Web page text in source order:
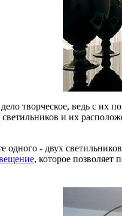
творческое, ведь с их
и их
одного - двух
, которое позволяет